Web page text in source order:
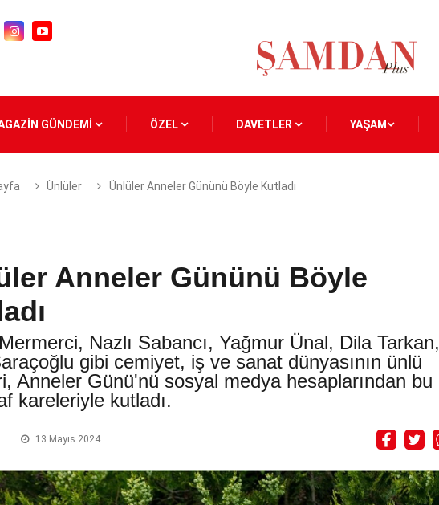
GÜNDEMİ ÖZEL DAVETLER YAŞAM
Ünlüler Ünlüler Anneler Gününü Böyle Kutladı
Anneler Gününü Böyle
Nazlı Sabancı, Yağmur Ünal, Dila Tarkan,
gibi cemiyet, iş ve sanat dünyasının ünlü
Anneler Günü'nü sosyal medya hesaplarından bu
kareleriyle kutladı.
13 Mayıs 2024